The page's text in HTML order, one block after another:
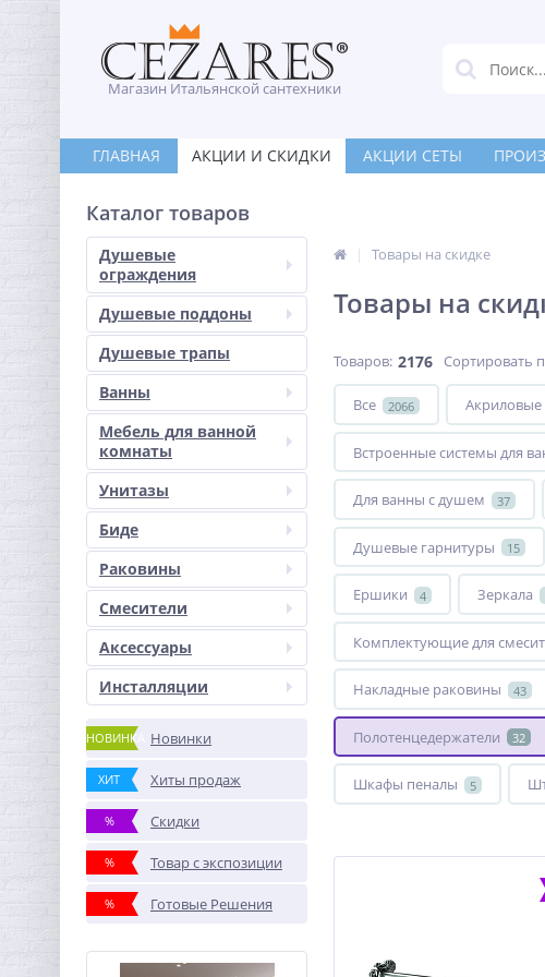
Магазин Итальянской сантехники
ГЛАВНАЯ АКЦИИ И СКИДКИ АКЦИИ СЕТЫ
Каталог товаров
Душевые
ограждения
Душевые поддоны
Душевые трапы
Ванны
Мебель для ванной
комнаты
Унитазы
Биде
Раковины
Смесители
Аксессуары
Инсталляции
НОВИНКА Новинки
ХИТ Хиты продаж
% Скидки
% Товар с экспозиции
% Готовые Решения
Товары на скидке
Товары на
Товаров: 2176 Сортировать
Все 2066
Встроенные системы для
Для ванны с душем 37
Душевые гарнитуры 15
Ершики 4 Зеркала
Комплектующие для
Накладные раковины 43
Полотенцедержатели 32
Шкафы пеналы 5